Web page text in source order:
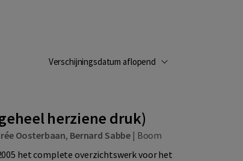
Verschijningsdatum aflopend
herziene druk)
Oosterbaan, Bernard Sabbe | Boom
het complete overzichtswerk voor het